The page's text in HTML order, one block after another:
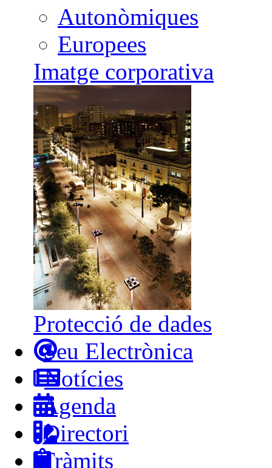
Autonòmiques
Europees
Imatge corporativa
Protecció de dades
Seu Electrònica
Notícies
Agenda
Directori
Tràmits